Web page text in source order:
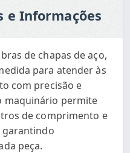
e Informações
de chapas de aço,
para atender às
com precisão e
maquinário permite
de comprimento e
garantindo
peça.